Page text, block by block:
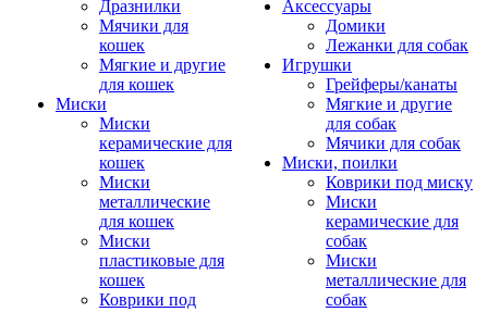
Дразнилки
Мячики для
кошек
Мягкие и другие
для кошек
Миски
Миски
керамические для
кошек
Миски
металлические
для кошек
Миски
пластиковые для
кошек
Коврики под
Аксессуары
Домики
Лежанки для собак
Игрушки
Грейферы/канаты
Мягкие и другие
для собак
Мячики для собак
Миски, поилки
Коврики под миску
Миски
керамические для
собак
Миски
металлические для
собак